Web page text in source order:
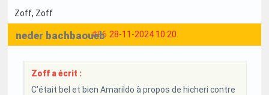
Zoff, Zoff
#96 28-11-2024 10:20
neder bachbaoueb
Zoff a écrit :
C'était bel et bien Amarildo à propos de hicheri contre